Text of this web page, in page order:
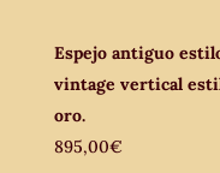
Espejo antiguo
vintage vertical
oro.
895,00€